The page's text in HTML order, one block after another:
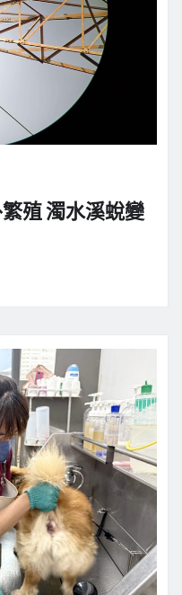
殖 濁水溪蛻變